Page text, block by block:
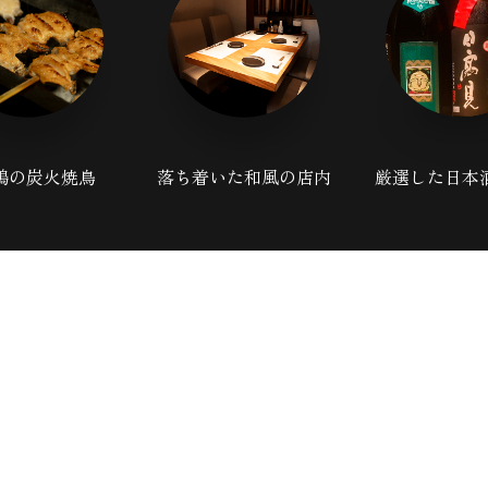
の炭火焼鳥 落ち着いた和風の店内 厳選した日本